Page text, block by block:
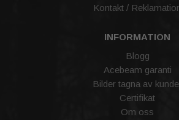
Kontakt /
INFORMATION
Blogg
Acebeam garanti
Bilder tagna av
Certifikat
Om oss